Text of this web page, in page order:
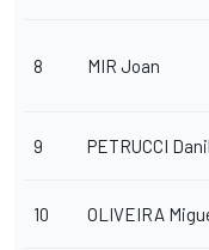
8 MIR Joan
9 PETRUCCI
10 OLIVEIRA